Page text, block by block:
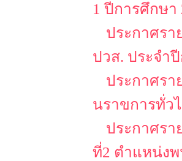
1 ปีการศึกษา
ประกาศร
ปวส. ประจำ
ประกาศรา
นราขการทั่ว
ประกาศรา
ที่2 ตำแหน่ง